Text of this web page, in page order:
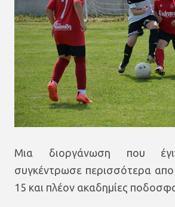
Μια διοργάνωση που
συγκέντρωσε περισσότερα
15 και πλέον ακαδημίες